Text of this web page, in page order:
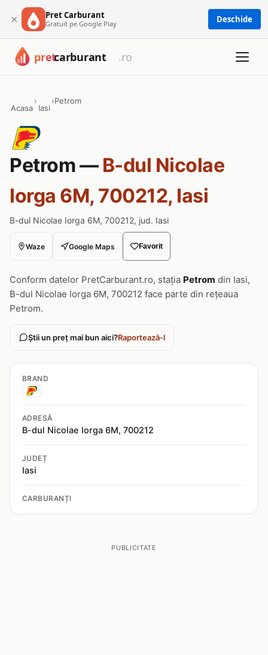
× Pret Carburant
Gratuit pe Google Play Deschide
Acasa
›
Iasi
›Petrom
Petrom — B-dul Nicolae
Iorga 6M, 700212, Iasi
B-dul Nicolae Iorga 6M, 700212, jud. Iasi
Waze Google Maps Favorit
Conform datelor PretCarburant.ro, stația Petrom din Iasi,
B-dul Nicolae Iorga 6M, 700212 face parte din rețeaua
Petrom.
Știi un preț mai bun aici?Raportează-l
BRAND
ADRESĂ
B-dul Nicolae Iorga 6M, 700212
JUDEȚ
Iasi
CARBURANȚI
PUBLICITATE